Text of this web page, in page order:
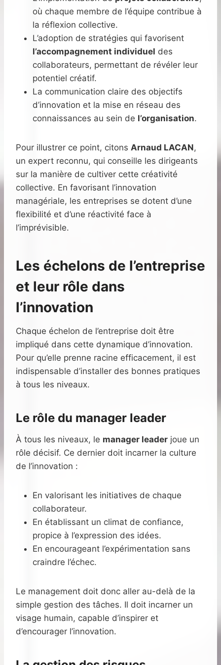
où chaque membre de l’équipe contribue à
la réflexion collective.
L’adoption de stratégies qui favorisent
l’accompagnement individuel des
collaborateurs, permettant de révéler leur
potentiel créatif.
La communication claire des objectifs
d’innovation et la mise en réseau des
connaissances au sein de l’organisation.
Pour illustrer ce point, citons Arnaud LACAN,
un expert reconnu, qui conseille les dirigeants
sur la manière de cultiver cette créativité
collective. En favorisant l’innovation
managériale, les entreprises se dotent d’une
flexibilité et d’une réactivité face à
l’imprévisible.
Les échelons de l’entreprise
et leur rôle dans
l’innovation
Chaque échelon de l’entreprise doit être
impliqué dans cette dynamique d’innovation.
Pour qu’elle prenne racine efficacement, il est
indispensable d’installer des bonnes pratiques
à tous les niveaux.
Le rôle du manager leader
À tous les niveaux, le manager leader joue un
rôle décisif. Ce dernier doit incarner la culture
de l’innovation :
En valorisant les initiatives de chaque
collaborateur.
En établissant un climat de confiance,
propice à l’expression des idées.
En encourageant l’expérimentation sans
craindre l’échec.
Le management doit donc aller au-delà de la
simple gestion des tâches. Il doit incarner un
visage humain, capable d’inspirer et
d’encourager l’innovation.